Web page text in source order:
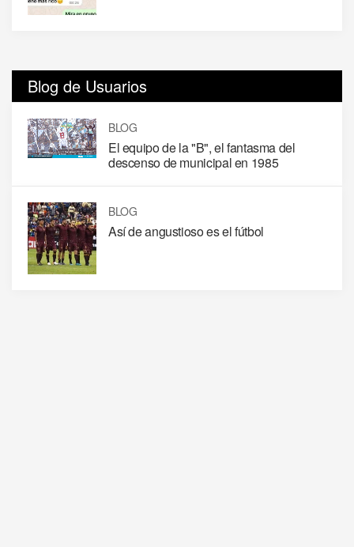
Blog de Usuarios
BLOG
El equipo de la "B", el fantasma del
descenso de municipal en 1985
BLOG
Así de angustioso es el fútbol